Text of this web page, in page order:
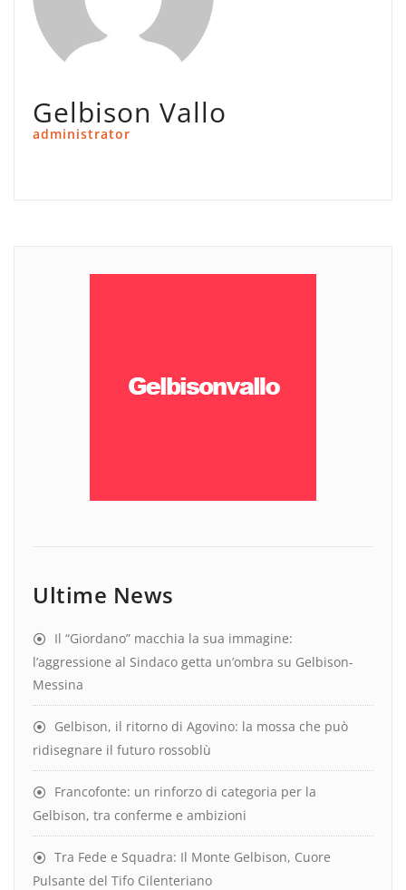
Gelbison Vallo
administrator
Ultime News
Il “Giordano” macchia la sua immagine:
l’aggressione al Sindaco getta un’ombra su Gelbison-
Messina
Gelbison, il ritorno di Agovino: la mossa che può
ridisegnare il futuro rossoblù
Francofonte: un rinforzo di categoria per la
Gelbison, tra conferme e ambizioni
Tra Fede e Squadra: Il Monte Gelbison, Cuore
Pulsante del Tifo Cilenteriano